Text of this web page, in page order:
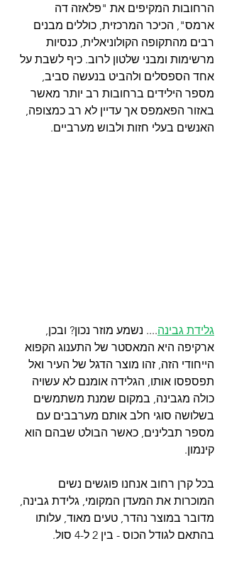
הרחובות המקיפים את "פלאזה דה
ארמס", הכיכר המרכזית, כוללים מבנים
רבים מהתקופה הקולוניאלית, כנסיות
מרשימות ומבני שלטון לרוב. כיף לשבת על
אחד הספסלים ולהביט בנעשה סביב,
מספר הילידים ברחובות רב יותר מאשר
באזור הפאמפס אך עדיין לא רב כמצופה,
האנשים בעלי חזות ולבוש מערביים.
גלידת גבינה.... נשמע מוזר נכון? ובכן,
ארקיפה היא המאסטר של התענוג הקפוא
הייחודי הזה, זהו מוצר הדגל של העיר ואל
תפספסו אותו, הגלידה אומנם לא עשויה
כולה מגבינה, במקום שמנת משתמשים
בשלושה סוגי חלב אותם מערבבים עם
מספר תבלינים, כאשר הבולט שבהם הוא
קינמון.
בכל קרן רחוב אנחנו פוגשים נשים
המוכרות את המעדן המקומי, גלידת גבינה,
מדובר במוצר נהדר, טעים מאוד, עלותו
בהתאם לגודל הכוס - בין 2 ל-4 סול.